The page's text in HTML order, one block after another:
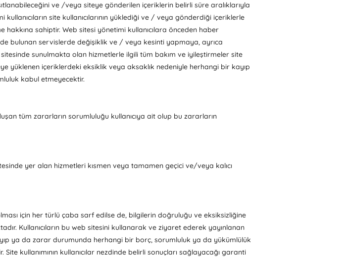
ve /veya siteye gönderilen içeriklerin belirli süre aralıklarıyla
site kullanıcılarının yüklediği ve / veya gönderdiği içeriklerle
sahiptir. Web sitesi yönetimi kullanıcılara önceden haber
bulunan servislerde değişiklik ve / veya kesinti yapmaya, ayrıca
sunulmakta olan hizmetlerle ilgili tüm bakım ve iyileştirmeler site
yüklenen içeriklerdeki eksiklik veya aksaklık nedeniyle herhangi bir kayıp
kabul etmeyecektir.
tüm zararların sorumluluğu kullanıcıya ait olup bu zararların
yer alan hizmetleri kısmen veya tamamen geçici ve/veya kalıcı
için her türlü çaba sarf edilse de, bilgilerin doğruluğu ve eksiksizliğine
Kullanıcıların bu web sitesini kullanarak ve ziyaret ederek yayınlanan
ya da zarar durumunda herhangi bir borç, sorumluluk ya da yükümlülük
kullanımının kullanıcılar nezdinde belirli sonuçları sağlayacağı garanti